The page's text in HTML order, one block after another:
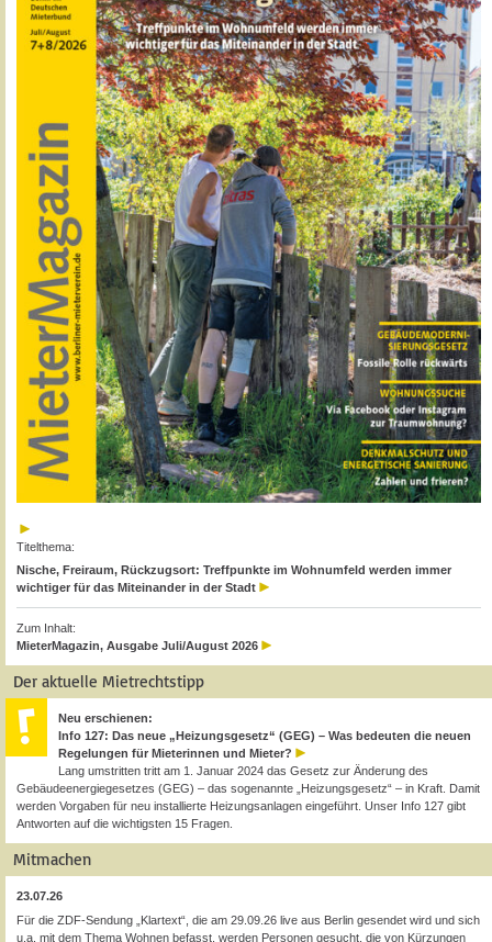
Titelthema:
Nische, Freiraum, Rückzugsort: Treffpunkte im Wohnumfeld werden immer
wichtiger für das Miteinander in der Stadt
Zum Inhalt:
MieterMagazin, Ausgabe Juli/August 2026
Der aktuelle Mietrechtstipp
Neu erschienen:
Info 127: Das neue „Heizungsgesetz“ (GEG) – Was bedeuten die neuen
Regelungen für Mieterinnen und Mieter?
Lang umstritten tritt am 1. Januar 2024 das Gesetz zur Änderung des
Gebäudeenergiegesetzes (GEG) – das sogenannte „Heizungsgesetz“ – in Kraft. Damit
werden Vorgaben für neu installierte Heizungsanlagen eingeführt. Unser Info 127 gibt
Antworten auf die wichtigsten 15 Fragen.
Mitmachen
23.07.26
Für die ZDF-Sendung „Klartext“, die am 29.09.26 live aus Berlin gesendet wird und sich
u.a. mit dem Thema Wohnen befasst, werden Personen gesucht, die von Kürzungen